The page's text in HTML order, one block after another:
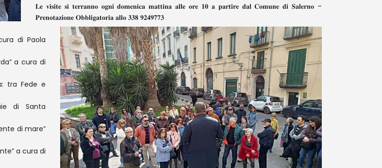
𝐋𝐞 𝐯𝐢𝐬𝐢𝐭𝐞 𝐬𝐢 𝐭𝐞𝐫𝐫𝐚𝐧𝐧𝐨 𝐨𝐠𝐧𝐢 𝐝𝐨𝐦𝐞𝐧𝐢𝐜𝐚 𝐦𝐚𝐭𝐭𝐢𝐧𝐚 𝐚𝐥𝐥𝐞 𝐨𝐫𝐞 𝟏𝟎 𝐚 𝐩𝐚𝐫𝐭𝐢𝐫𝐞 𝐝𝐚𝐥 𝐂𝐨𝐦𝐮𝐧𝐞 𝐝𝐢 𝐒𝐚𝐥𝐞𝐫𝐧𝐨 –
𝐏𝐫𝐞𝐧𝐨𝐭𝐚𝐳𝐢𝐨𝐧𝐞 𝐎𝐛𝐛𝐥𝐢𝐠𝐚𝐭𝐨𝐫𝐢𝐚 𝐚𝐥𝐥𝐨 𝟑𝟑𝟖 𝟗𝟐𝟒𝟗𝟕𝟕𝟑
di Paola
a cura di
tra Fede e
di Santa
di mare”
a cura di